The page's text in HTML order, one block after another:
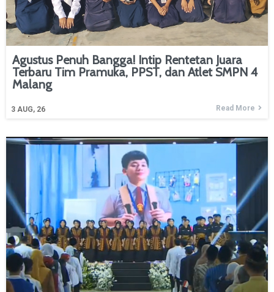
Agustus Penuh Bangga! Intip Rentetan Juara
Terbaru Tim Pramuka, PPST, dan Atlet SMPN 4
Malang
3 AUG, 26 Read More